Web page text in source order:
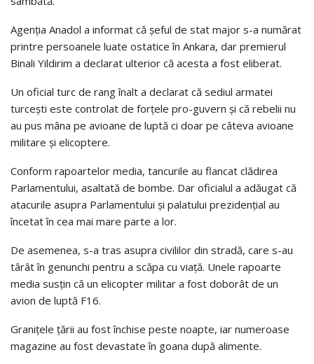
Agenţia Anadol a informat că şeful de stat major s-a numărat
printre persoanele luate ostatice în Ankara, dar premierul
Binali Yildirim a declarat ulterior că acesta a fost eliberat.
Un oficial turc de rang înalt a declarat că sediul armatei
turceşti este controlat de forţele pro-guvern şi că rebelii nu
au pus mâna pe avioane de luptă ci doar pe câteva avioane
militare şi elicoptere.
Conform rapoartelor media, tancurile au flancat clădirea
Parlamentului, asaltată de bombe. Dar oficialul a adăugat că
atacurile asupra Parlamentului şi palatului prezidenţial au
încetat în cea mai mare parte a lor.
De asemenea, s-a tras asupra civililor din stradă, care s-au
târât în genunchi pentru a scăpa cu viaţă. Unele rapoarte
media susţin că un elicopter militar a fost doborât de un
avion de luptă F16.
Graniţele ţării au fost închise peste noapte, iar numeroase
magazine au fost devastate în goana după alimente.